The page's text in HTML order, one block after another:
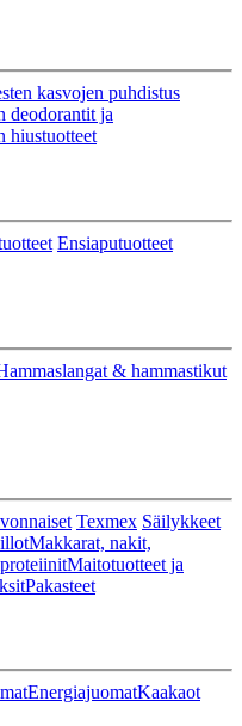
kasvojen puhdistus
deodorantit ja
hiustuotteet
Ensiaputuotteet
& hammastikut
Texmex Säilykkeet
Makkarat, nakit,
Maitotuotteet ja
Pakasteet
EnergiajuomatKaakaot